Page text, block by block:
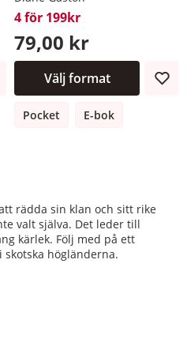
4 för 199kr
79,00 kr
Välj format
Pocket E-bok
rädda sin klan och sitt rike
valt själva. Det leder till
kärlek. Följ med på ett
högländerna.